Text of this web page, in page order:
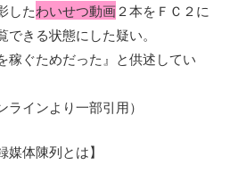
したわいせつ動画２本をＦＣ２に
きる状態にした疑い。
稼ぐためだった』と供述してい
ラインより一部引用）
媒体陳列とは】